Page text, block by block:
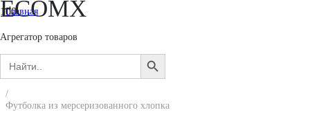
ECOMX
Агрегатор товаров
Search
for:
SEARCH
BUTTON
Главная
Женщинам
Одежда
Футболки и лонгсливы
/
Футболка из мерсеризованного хлопка